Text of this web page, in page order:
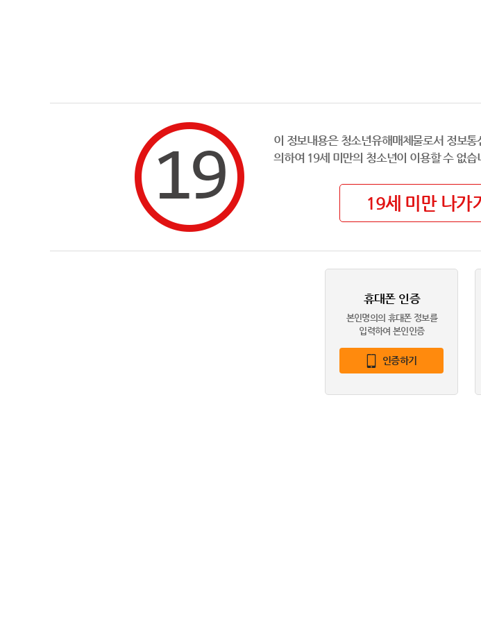
이 정보내용은 청소년유해매체물로서 정보
의하여 19세 미만의 청소년이 이용할 수 없습
19세 미만 나가기
휴대폰 인증
본인명의의 휴대폰 정보를
입력하여 본인인증
인증하기